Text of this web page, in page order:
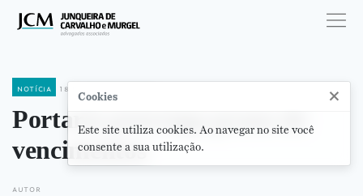
notícia 18 de junho de 2020
Portaria prorroga prazo de
vencimentos
autor
Cookies ×
Este site utiliza cookies. Ao navegar no site você
consente a sua utilização.